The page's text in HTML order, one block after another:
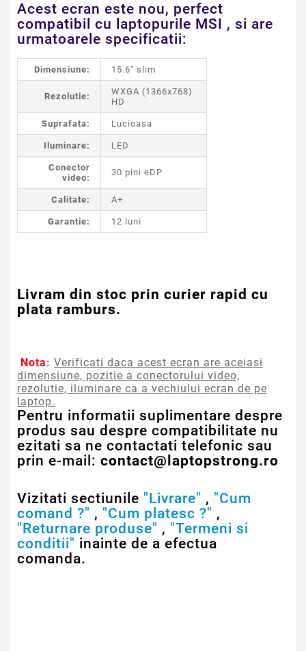
Acest ecran este nou, perfect
compatibil cu laptopurile MSI , si are
urmatoarele specificatii:
Dimensiune: 15.6" slim
Rezolutie:
WXGA (1366x768)
HD
Suprafata: Lucioasa
Iluminare: LED
Conector
video:
30 pini eDP
Calitate: A+
Garantie: 12 luni
Livram din stoc prin curier rapid cu
plata ramburs.
Nota: Verificati daca acest ecran are aceiasi
dimensiune, pozitie a conectorului video,
rezolutie, iluminare ca a vechiului ecran de pe
laptop.
Pentru informatii suplimentare despre
produs sau despre compatibilitate nu
ezitati sa ne contactati telefonic sau
prin e-mail: contact@laptopstrong.ro
Vizitati sectiunile "Livrare" , "Cum
comand ?" , "Cum platesc ?" ,
"Returnare produse" , "Termeni si
conditii" inainte de a efectua
comanda.